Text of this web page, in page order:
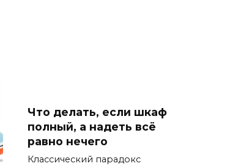
Что делать, если шкаф
полный, а надеть всё
равно нечего
Классический парадокс